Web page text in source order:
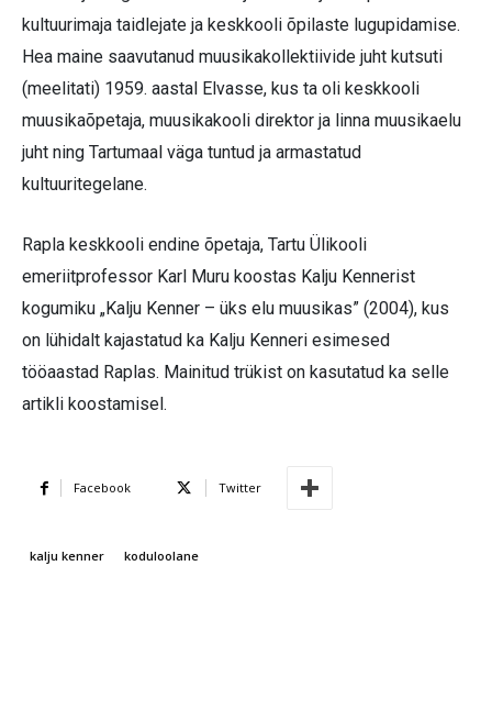
kultuurimaja taidlejate ja keskkooli õpilaste lugupidamise.
Hea maine saavutanud muusikakollektiivide juht kutsuti
(meelitati) 1959. aastal Elvasse, kus ta oli keskkooli
muusikaõpetaja, muusikakooli direktor ja linna muusikaelu
juht ning Tartumaal väga tuntud ja armastatud
kultuuritegelane.
Rapla keskkooli endine õpetaja, Tartu Ülikooli
emeriitprofessor Karl Muru koostas Kalju Kennerist
kogumiku „Kalju Kenner – üks elu muusikas” (2004), kus
on lühidalt kajastatud ka Kalju Kenneri esimesed
tööaastad Raplas. Mainitud trükist on kasutatud ka selle
artikli koostamisel.
Facebook Twitter
kalju kenner koduloolane